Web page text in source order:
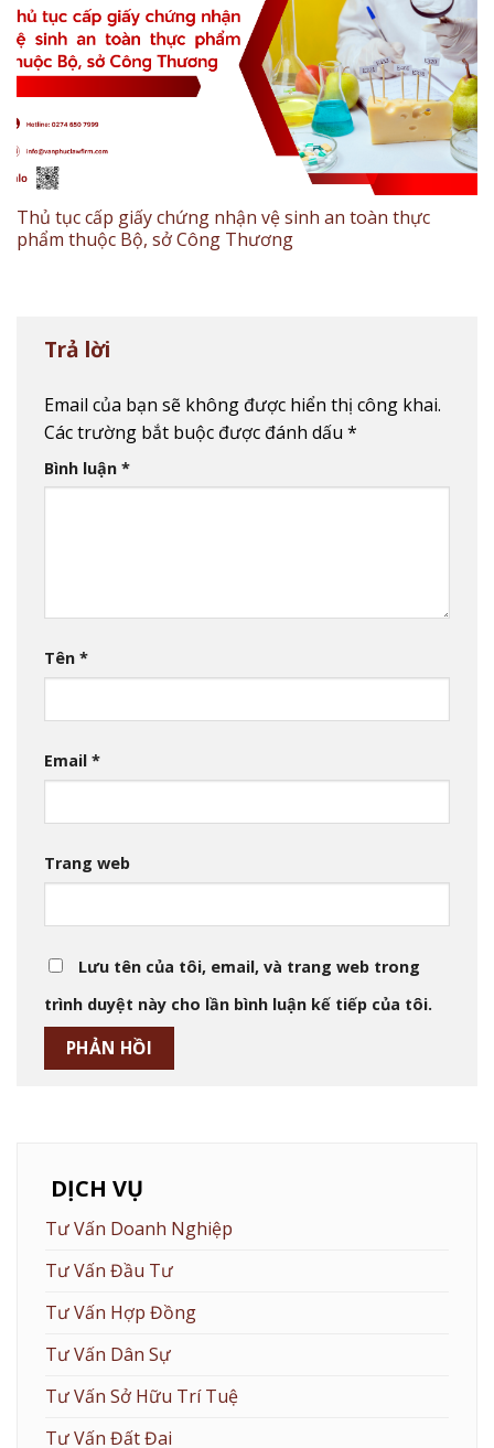
Thủ tục cấp giấy chứng nhận vệ sinh an toàn thực
phẩm thuộc Bộ, sở Công Thương
Trả lời
Email của bạn sẽ không được hiển thị công khai.
Các trường bắt buộc được đánh dấu *
Bình luận *
Tên *
Email *
Trang web
Lưu tên của tôi, email, và trang web trong
trình duyệt này cho lần bình luận kế tiếp của tôi.
DỊCH VỤ
Tư Vấn Doanh Nghiệp
Tư Vấn Đầu Tư
Tư Vấn Hợp Đồng
Tư Vấn Dân Sự
Tư Vấn Sở Hữu Trí Tuệ
Tư Vấn Đất Đai